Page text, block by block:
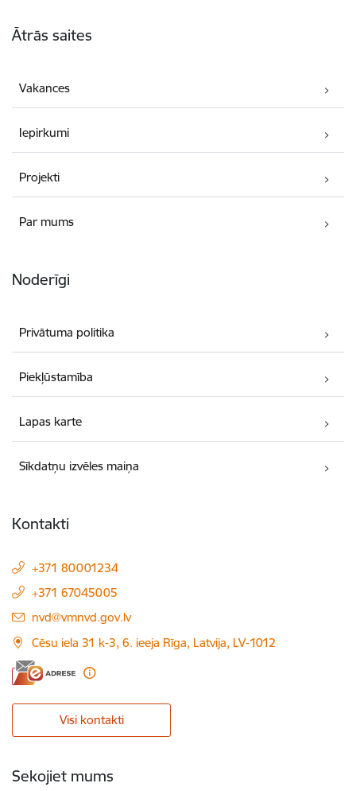
Ātrās saites
Vakances
Iepirkumi
Projekti
Par mums
Noderīgi
Privātuma politika
Piekļūstamība
Lapas karte
Sīkdatņu izvēles maiņa
Kontakti
+371 80001234
+371 67045005
E-pasts:
nvd@vmnvd.gov.lv
Cēsu iela 31 k-3, 6. ieeja Rīga, Latvija, LV-1012
Visi kontakti
Sekojiet mums